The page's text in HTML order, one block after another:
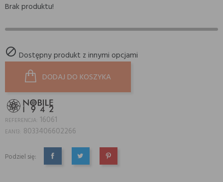
Brak produktu!
 Dostępny produkt z innymi opcjami
DODAJ DO KOSZYKA
REFERENCJA: 16061
EAN13: 8033406602266
Podziel się:
UDOSTĘPNIJTWEETUJPINTEREST